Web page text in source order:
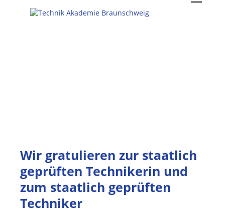
Wir gratulieren zur staatlich
geprüften Technikerin und
zum staatlich geprüften
Techniker